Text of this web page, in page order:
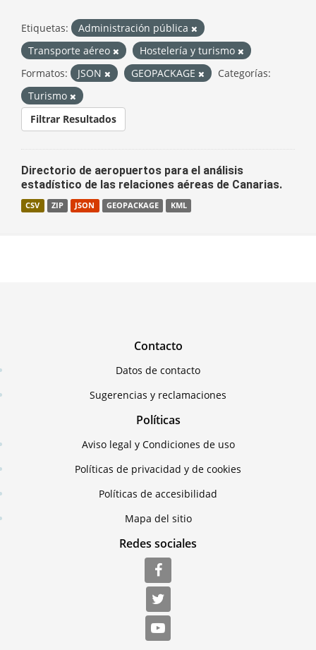
Etiquetas:
Administración pública
Transporte aéreo
Hostelería y turismo
Formatos:
JSON GEOPACKAGE
Categorías:
Turismo
Filtrar Resultados
Directorio de aeropuertos para el análisis
estadístico de las relaciones aéreas de Canarias.
CSV ZIP JSON GEOPACKAGE KML
Contacto
Datos de contacto
Sugerencias y reclamaciones
Políticas
Aviso legal y Condiciones de uso
Políticas de privacidad y de cookies
Políticas de accesibilidad
Mapa del sitio
Redes sociales